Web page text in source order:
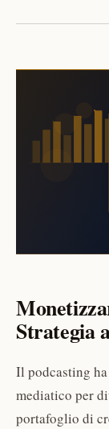
Strategia
Il podcasting
mediatico per
portafoglio di